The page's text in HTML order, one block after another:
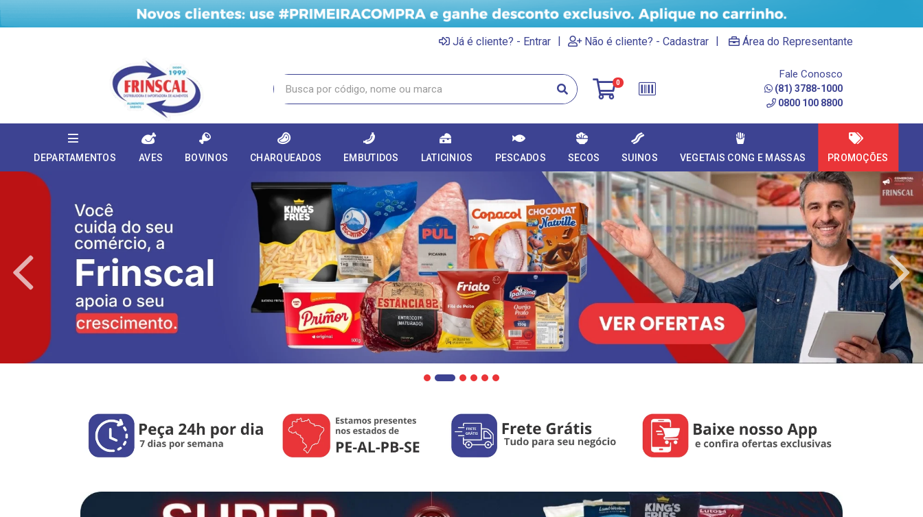
Já é cliente? - Entrar | Não é cliente? - Cadastrar | Área do Representante
0
Fale Conosco
(81) 3788-1000
0800 100 8800
DEPARTAMENTOS AVES BOVINOS CHARQUEADOS EMBUTIDOS LATICINIOS PESCADOS SECOS SUINOS VEGETAIS CONG E MASSAS PROMOÇÕES